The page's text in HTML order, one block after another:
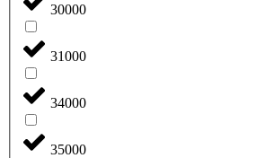
30000
31000
34000
35000